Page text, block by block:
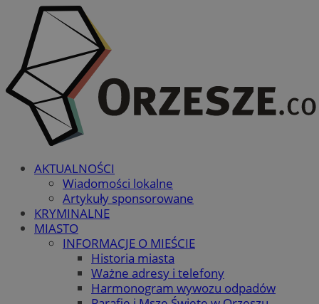
AKTUALNOŚCI
Wiadomości lokalne
Artykuły sponsorowane
KRYMINALNE
MIASTO
INFORMACJE O MIEŚCIE
Historia miasta
Ważne adresy i telefony
Harmonogram wywozu odpadów